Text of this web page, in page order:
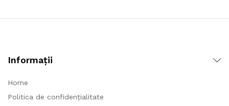
Informații
Home
Politica de confidențialitate